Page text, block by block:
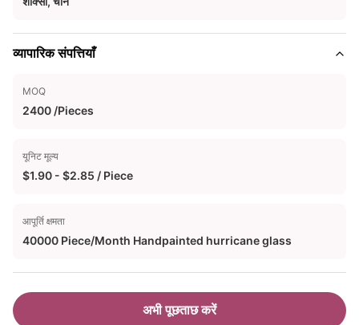
व्यापारिक संपत्तियाँ
MOQ
2400 /Pieces
यूनिट मूल्य
$1.90 - $2.85 / Piece
आपूर्ति क्षमता
40000 Piece/Month Handpainted hurricane glass
अभी पूछताछ करें